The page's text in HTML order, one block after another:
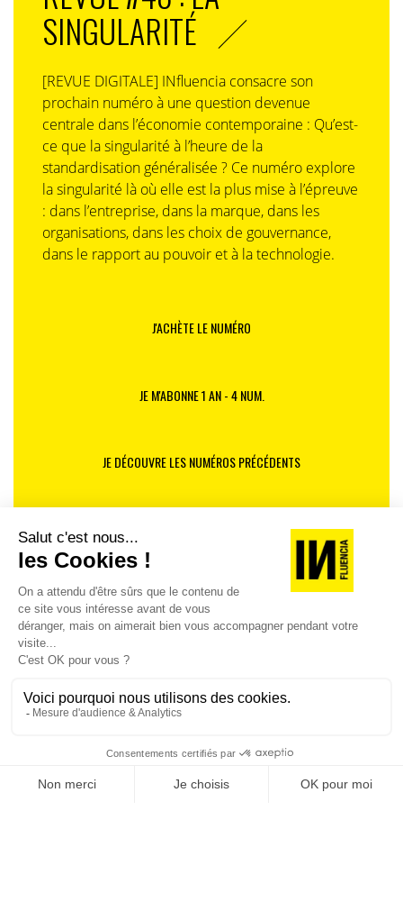
SINGULARITÉ
[REVUE DIGITALE] INfluencia consacre son
prochain numéro à une question devenue
centrale dans l’économie contemporaine : Qu’est-
ce que la singularité à l’heure de la
standardisation généralisée ? Ce numéro explore
la singularité là où elle est la plus mise à l’épreuve
: dans l’entreprise, dans la marque, dans les
organisations, dans les choix de gouvernance,
dans le rapport au pouvoir et à la technologie.
J'ACHÈTE LE NUMÉRO
JE M'ABONNE 1 AN - 4 NUM.
JE DÉCOUVRE LES NUMÉROS PRÉCÉDENTS